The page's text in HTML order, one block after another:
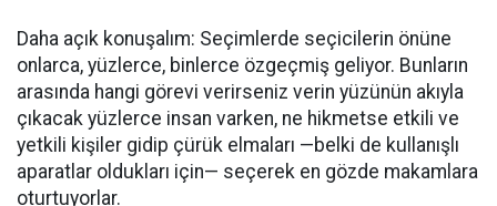
Daha açık konuşalım: Seçimlerde seçicilerin önüne
onlarca, yüzlerce, binlerce özgeçmiş geliyor. Bunların
arasında hangi görevi verirseniz verin yüzünün akıyla
çıkacak yüzlerce insan varken, ne hikmetse etkili ve
yetkili kişiler gidip çürük elmaları —belki de kullanışlı
aparatlar oldukları için— seçerek en gözde makamlara
oturtuyorlar.